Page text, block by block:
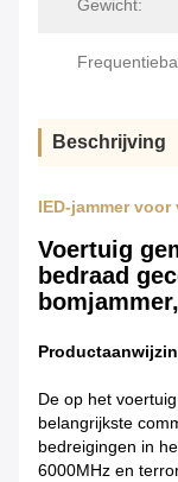
Gewicht:
Beschrijving
IED-jammer
Voertuig
bedraad
De op het
belangrijkste
bedreigingen in
6000MHz en